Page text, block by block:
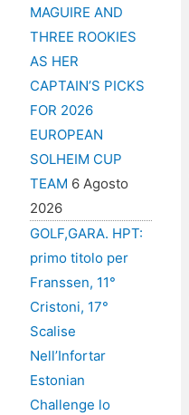
MAGUIRE AND
THREE ROOKIES
AS HER
CAPTAIN’S PICKS
FOR 2026
EUROPEAN
SOLHEIM CUP
TEAM 6 Agosto
2026
GOLF,GARA. HPT:
primo titolo per
Franssen, 11°
Cristoni, 17°
Scalise
Nell’Infortar
Estonian
Challenge lo